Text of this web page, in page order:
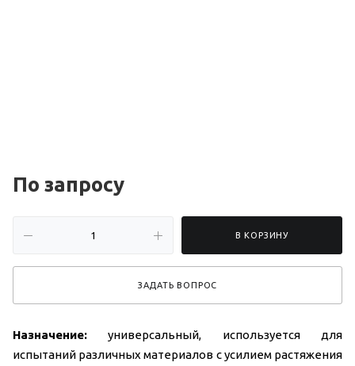
По запросу
В КОРЗИНУ
ЗАДАТЬ ВОПРОС
Назначение: универсальный, используется для
испытаний различных материалов с усилием растяжения